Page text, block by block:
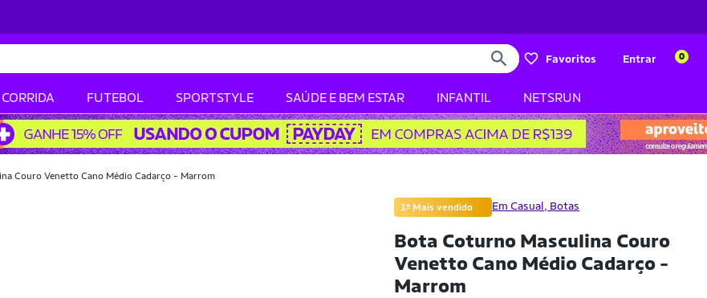
Favoritos Entrar 0
CORRIDA FUTEBOL SPORTSTYLE SAÚDE E BEM ESTAR INFANTIL NETSRUN
Couro Venetto Cano Médio Cadarço - Marrom
1º Mais vendido Em Casual, Botas
Bota Coturno Masculina Couro
Venetto Cano Médio Cadarço -
Marrom